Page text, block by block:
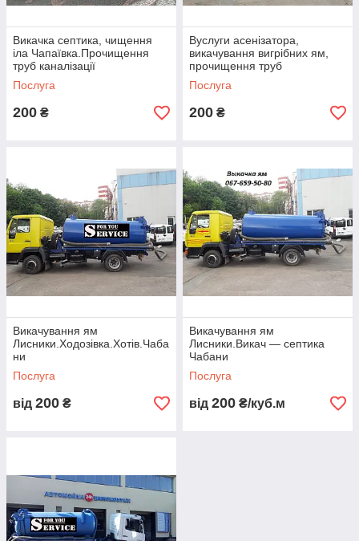
Викачка септика, чищення
іла Чапаївка.Прочищення
труб каналізації
Послуга
200 ₴
Вуслуги асенізатора,
викачування вигрібних ям,
прочищення труб
Послуга
200 ₴
Викачування ям
Лисники.Ходозівка.Хотів.Чаба
ни
Послуга
від 200 ₴
Викачування ям
Лисники.Викач — септика
Чабани
Послуга
від 200 ₴/куб.м